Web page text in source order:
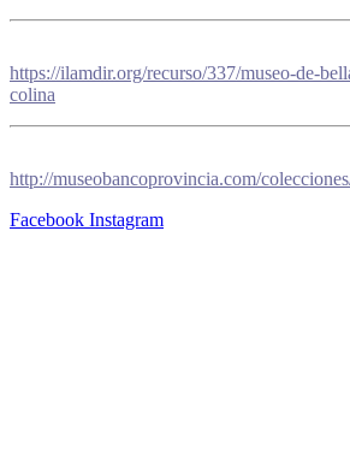
https://ilamdir.org/recurso/337/museo-de-
colina
http://museobancoprovincia.com/
Facebook Instagram